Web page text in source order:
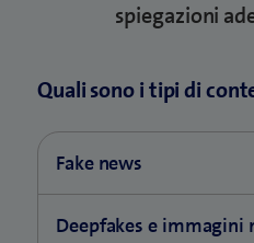
spiegazioni
Quali sono i tipi di
Fake news
Le fake news sono
Deepfakes e immagini